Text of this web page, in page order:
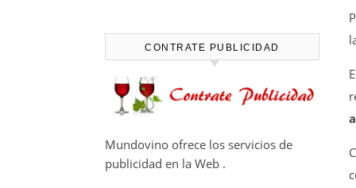
CONTRATE PUBLICIDAD
Mundovino ofrece los servicios de
publicidad en la Web .